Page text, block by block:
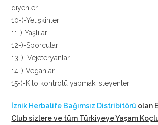
diyenler.
10-)-Yetişkinler
11-)-Yaşlılar.
12-)-Sporcular
13-)-.Vejeteryanlar
14-)-Veganlar
15-)-Kilo kontrolü yapmak isteyenler
İznik Herbalife Bağımsız Distribitörü olan
Club sizlere ve tüm Türkiyeye Yaşam